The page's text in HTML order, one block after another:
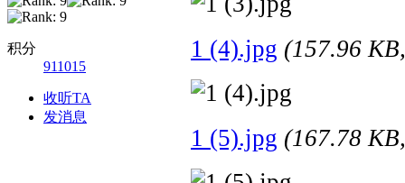
积分
911015
收听TA
发消息
1 (4).jpg (157.96
1 (5).jpg (167.78